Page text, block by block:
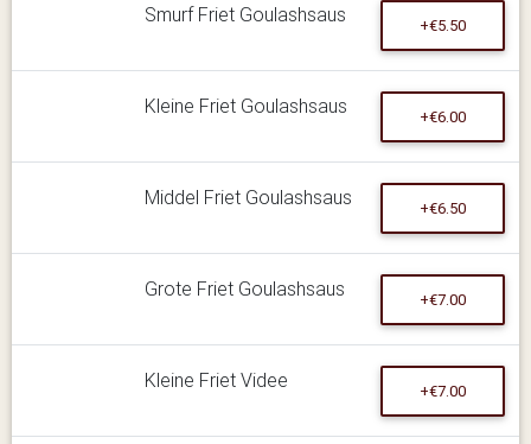
Smurf Friet Goulashsaus +€5.50
Kleine Friet Goulashsaus +€6.00
Middel Friet Goulashsaus +€6.50
Grote Friet Goulashsaus +€7.00
Kleine Friet Videe +€7.00